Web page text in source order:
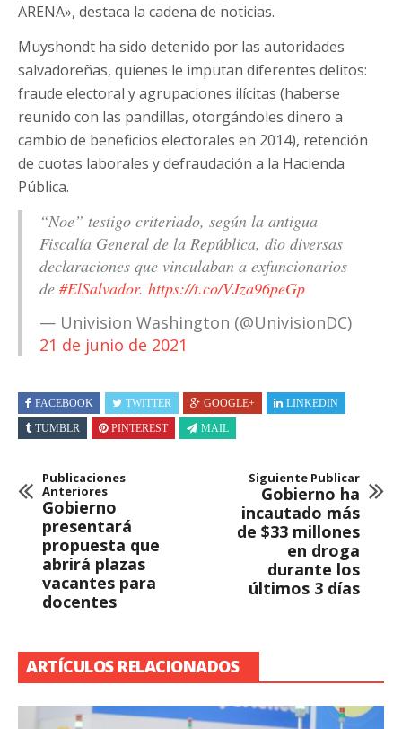
ARENA», destaca la cadena de noticias.
Muyshondt ha sido detenido por las autoridades
salvadoreñas, quienes le imputan diferentes delitos:
fraude electoral y agrupaciones ilícitas (haberse
reunido con las pandillas, otorgándoles dinero a
cambio de beneficios electorales en 2014), retención
de cuotas laborales y defraudación a la Hacienda
Pública.
“Noe” testigo criteriado, según la antigua
Fiscalía General de la República, dio diversas
declaraciones que vinculaban a exfuncionarios
de #ElSalvador. https://t.co/VJza96peGp
— Univision Washington (@UnivisionDC)
21 de junio de 2021
FACEBOOK TWITTER GOOGLE+
LINKEDIN
TUMBLR
PINTEREST MAIL
Publicaciones
Anteriores
Gobierno
presentará
propuesta que
abrirá plazas
vacantes para
docentes
Siguiente Publicar
Gobierno ha
incautado más
de $33 millones
en droga
durante los
últimos 3 días
ARTÍCULOS RELACIONADOS